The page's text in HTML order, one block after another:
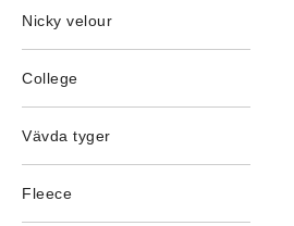
Nicky velour
College
Vävda tyger
Fleece